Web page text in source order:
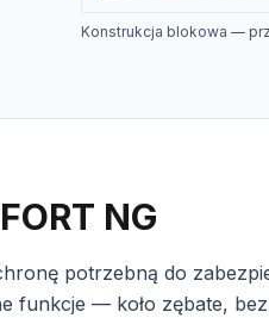
Konstrukcja blokowa —
NG
potrzebną do
— koło zębate,